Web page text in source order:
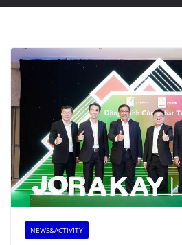
รอยัล” หลังสร้างชื่อเ
Dr.TATTOF ประกาศ
แนวคิด “LASER” คุ
เคลื่อน มาตรฐานใหม่
NEWS&ACTIVITY